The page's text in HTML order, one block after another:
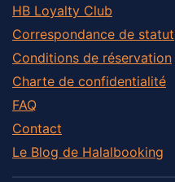
HB Loyalty Club
Correspondance de statut
Conditions de réservation
Charte de confidentialité
FAQ
Contact
Le Blog de Halalbooking